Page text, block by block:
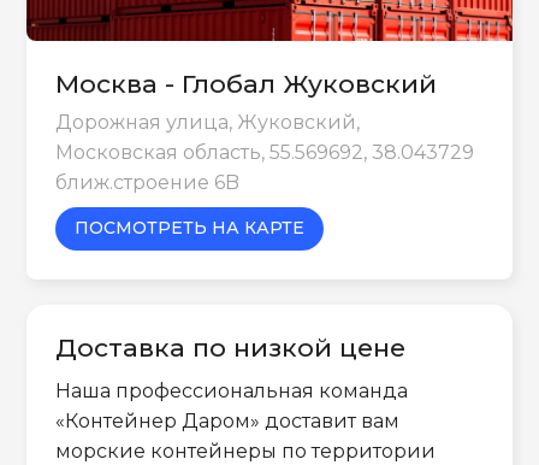
Москва - Глобал Жуковский
Дорожная улица, Жуковский,
Московская область, 55.569692, 38.043729
ближ.строение 6B
ПОСМОТРЕТЬ НА КАРТЕ
Доставка по низкой цене
Наша профессиональная команда
«Контейнер Даром» доставит вам
морские контейнеры по территории